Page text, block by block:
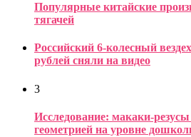
Популярные китайские
тягачей
Российский 6-колесный
рублей сняли на видео
3
Исследование: макаки-
геометрией на уровне